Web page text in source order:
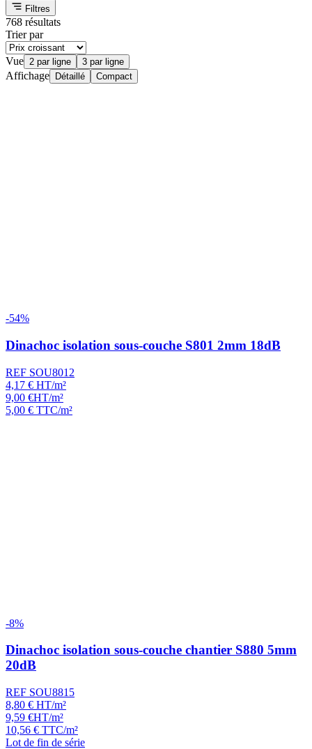
Filtres
768 résultats
Trier par
Vue 2 par ligne 3 par ligne
Affichage Détaillé Compact
-54%
Dinachoc isolation sous-couche S801 2mm 18dB
REF SOU8012
4,17 € HT/m²
9,00 €HT/m²
5,00 € TTC/m²
-8%
Dinachoc isolation sous-couche chantier S880 5mm
20dB
REF SOU8815
8,80 € HT/m²
9,59 €HT/m²
10,56 € TTC/m²
Lot de fin de série